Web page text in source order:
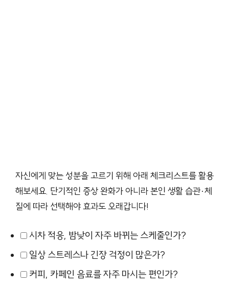
자신에게 맞는 성분을 고르기 위해 아래 체크리스트를 활용
해보세요. 단기적인 증상 완화가 아니라 본인 생활 습관·체
질에 따라 선택해야 효과도 오래갑니다!
시차 적응, 밤낮이 자주 바뀌는 스케줄인가?
일상 스트레스나 긴장 걱정이 많은가?
커피, 카페인 음료를 자주 마시는 편인가?